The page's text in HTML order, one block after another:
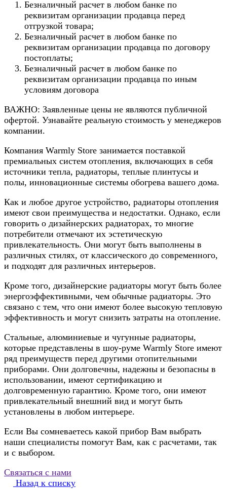
Безналичный расчет в любом банке по
реквизитам организации продавца перед
отгрузкой товара;
Безналичный расчет в любом банке по
реквизитам организации продавца по договору
постоплаты;
Безналичный расчет в любом банке по
реквизитам организации продавца по иным
условиям договора
ВАЖНО: Заявленные цены не являются публичной
офертой. Узнавайте реальную стоимость у менеджеров
компании.
Компания Warmly Store занимается поставкой
премиальных систем отопления, включающих в себя
источники тепла, радиаторы, теплые плинтусы и
полы, инновационные системы обогрева вашего дома.
Как и любое другое устройство, радиаторы отопления
имеют свои преимущества и недостатки. Однако, если
говорить о дизайнерских радиаторах, то многие
потребители отмечают их эстетическую
привлекательность. Они могут быть выполнены в
различных стилях, от классического до современного,
и подходят для различных интерьеров.
Кроме того, дизайнерские радиаторы могут быть более
энергоэффективными, чем обычные радиаторы. Это
связано с тем, что они имеют более высокую тепловую
эффективность и могут снизить затраты на отопление.
Стальные, алюминиевые и чугунные радиаторы,
которые представлены в шоу-руме Warmly Store имеют
ряд преимуществ перед другими отопительными
приборами. Они долговечны, надежны и безопасны в
использовании, имеют сертификацию и
долговременную гарантию. Кроме того, они имеют
привлекательный внешний вид и могут быть
установлены в любом интерьере.
Если Вы сомневаетесь какой прибор Вам выбрать
наши специалисты помогут Вам, как с расчетами, так
и с выбором.
Связаться с нами
Назад к списку